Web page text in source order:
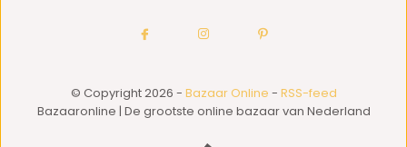
© Copyright 2026 - Bazaar Online - RSS-feed
Bazaaronline | De grootste online bazaar van Nederland